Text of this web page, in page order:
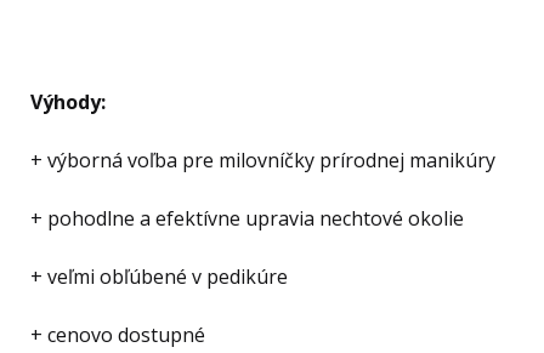
Výhody:
+ výborná voľba pre milovníčky prírodnej manikúry
+ pohodlne a efektívne upravia nechtové okolie
+ veľmi obľúbené v pedikúre
+ cenovo dostupné